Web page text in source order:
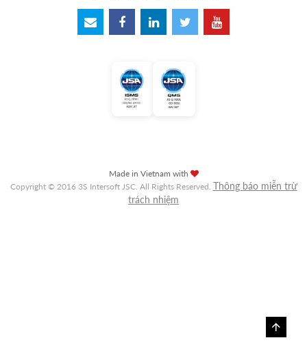
Made in Vietnam with
Copyright © 2016 3S Intersoft JSC. All Rights Reserved. Thông báo miễn trừ
trách nhiệm